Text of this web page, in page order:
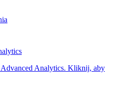
Advanced Analytics. Kliknij, aby